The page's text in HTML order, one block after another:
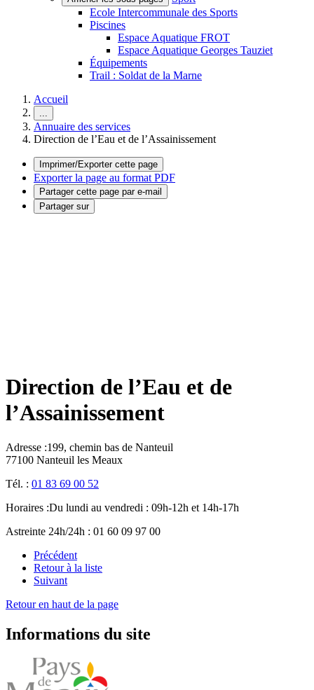
Ecole Intercommunale des Sports
Piscines
Espace Aquatique FROT
Espace Aquatique Georges Tauziet
Équipements
Trail : Soldat de la Marne
Accueil
...
Annuaire des services
Direction de l’Eau et de l’Assainissement
Imprimer/Exporter cette page
Exporter la page au format PDF
Partager cette page par e-mail
Partager sur
Direction de l’Eau et de
l’Assainissement
Adresse :199, chemin bas de Nanteuil
77100 Nanteuil les Meaux
Tél. : 01 83 69 00 52
Horaires :Du lundi au vendredi : 09h-12h et 14h-17h
Astreinte 24h/24h : 01 60 09 97 00
Précédent
Retour à la liste
Suivant
Retour en haut de la page
Informations du site